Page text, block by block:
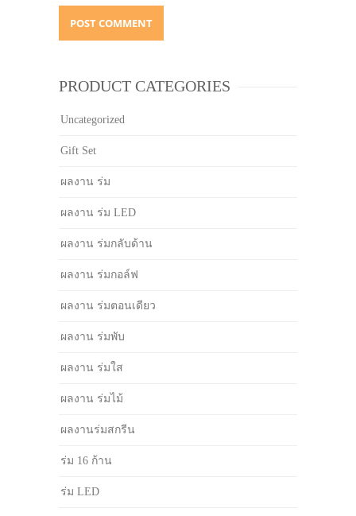
PRODUCT CATEGORIES
Uncategorized
Gift Set
ผลงาน ร่ม
ผลงาน ร่ม LED
ผลงาน ร่มกลับด้าน
ผลงาน ร่มกอล์ฟ
ผลงาน ร่มตอนเดียว
ผลงาน ร่มพับ
ผลงาน ร่มใส
ผลงาน ร่มไม้
ผลงานร่มสกรีน
ร่ม 16 ก้าน
ร่ม LED